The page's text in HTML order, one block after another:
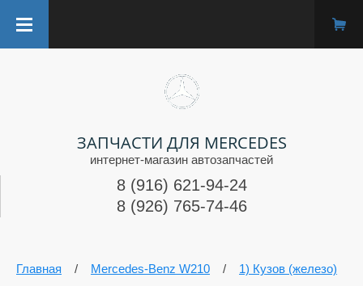
ЗАПЧАСТИ ДЛЯ MERCEDES
интернет-магазин автозапчастей
8 (916) 621-94-24
8 (926) 765-74-46
Главная / Mercedes-Benz W210 / 1) Кузов (железо)